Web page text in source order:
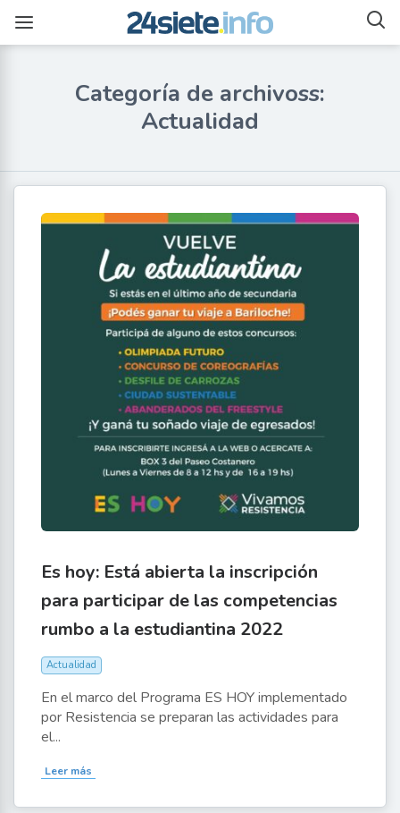
Categoría de archivoss:
Actualidad
Es hoy: Está abierta la inscripción
para participar de las competencias
rumbo a la estudiantina 2022
Actualidad
En el marco del Programa ES HOY implementado
por Resistencia se preparan las actividades para
el...
Leer más